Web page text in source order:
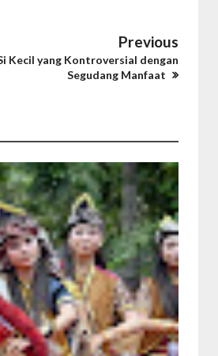
Previous
Kecil yang Kontroversial dengan
Segudang Manfaat